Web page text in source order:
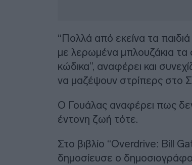
“Πολλά από εκείνα τα
με λερωμένα μπλουζάκια
κώδικα”, αναφέρει και
να μαζέψουν στρίπερς στο
Ο Γουάλας αναφέρει πως
έντονη ζωή τότε.
Στο βιβλίο “Overdrive: Bill
δημοσίευσε ο